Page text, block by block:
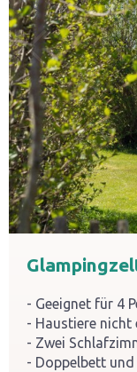
Geeignet für 4
Haustiere nicht
Zwei
Doppelbett